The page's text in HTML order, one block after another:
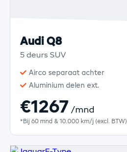
Audi Q8
5 deurs SUV
Airco separaat achter
Aluminium delen ext.
€1267 /mnd
*Bij 60 mnd & 10.000 km/j (excl. BTW)